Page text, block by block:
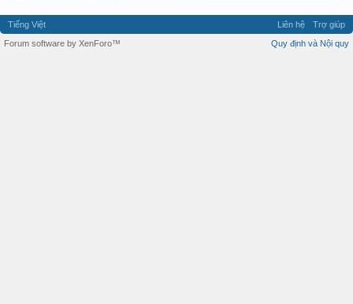
Tiếng Việt Liên hệ
Trợ giúp
Quy định và Nội quy
Forum software by XenForo™